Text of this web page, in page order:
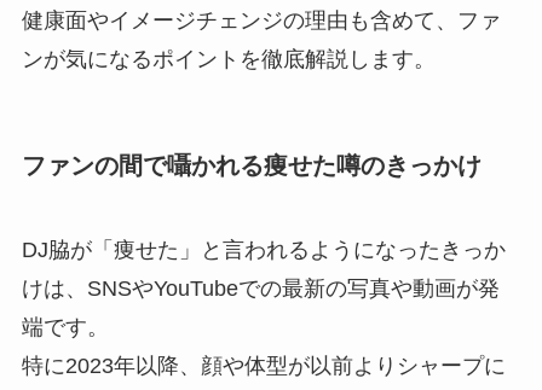
健康面やイメージチェンジの理由も含めて、ファ
ンが気になるポイントを徹底解説します。
ファンの間で囁かれる痩せた噂のきっかけ
DJ脇が「痩せた」と言われるようになったきっか
けは、SNSやYouTubeでの最新の写真や動画が発
端です。
特に2023年以降、顔や体型が以前よりシャープに